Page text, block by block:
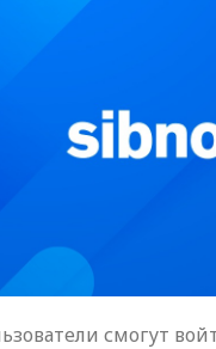
смогут